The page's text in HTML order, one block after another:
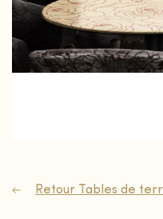
Retour Tables de